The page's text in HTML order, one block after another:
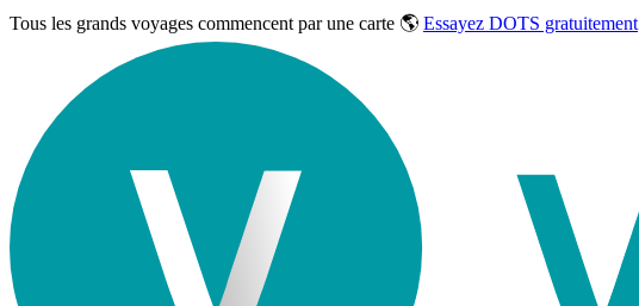
Tous les grands voyages commencent par une carte 🌎 Essayez DOTS gratuitement